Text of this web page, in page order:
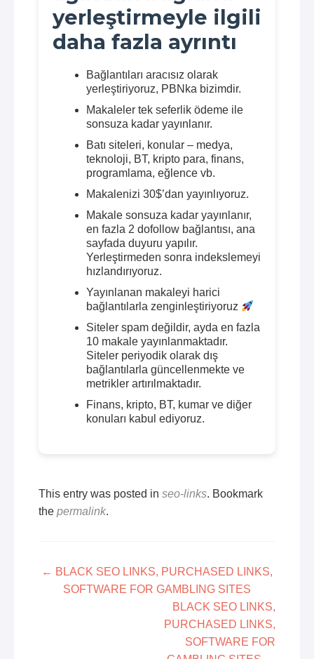
yerleştirmeyle ilgili
daha fazla ayrıntı
Bağlantıları aracısız olarak
yerleştiriyoruz, PBNka bizimdir.
Makaleler tek seferlik ödeme ile
sonsuza kadar yayınlanır.
Batı siteleri, konular – medya,
teknoloji, BT, kripto para, finans,
programlama, eğlence vb.
Makalenizi 30$’dan yayınlıyoruz.
Makale sonsuza kadar yayınlanır,
en fazla 2 dofollow bağlantısı, ana
sayfada duyuru yapılır.
Yerleştirmeden sonra indekslemeyi
hızlandırıyoruz.
Yayınlanan makaleyi harici
bağlantılarla zenginleştiriyoruz
Siteler spam değildir, ayda en fazla
10 makale yayınlanmaktadır.
Siteler periyodik olarak dış
bağlantılarla güncellenmekte ve
metrikler artırılmaktadır.
Finans, kripto, BT, kumar ve diğer
konuları kabul ediyoruz.
This entry was posted in seo-links. Bookmark
the permalink.
Post
navigation
← BLACK SEO LINKS, PURCHASED LINKS,
SOFTWARE FOR GAMBLING SITES
BLACK SEO LINKS,
PURCHASED LINKS,
SOFTWARE FOR